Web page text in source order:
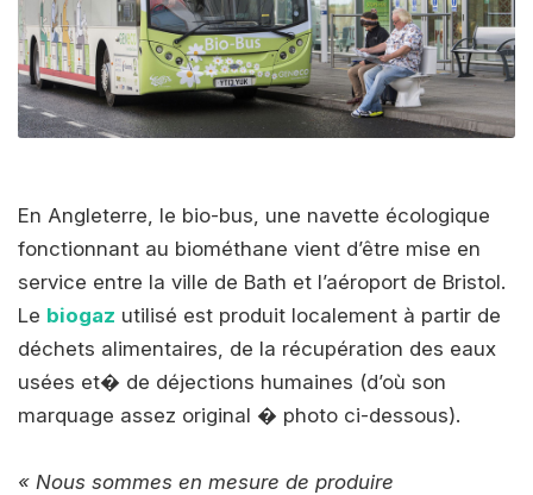
En Angleterre, le bio-bus, une navette écologique
fonctionnant au biométhane vient d’être mise en
service entre la ville de Bath et l’aéroport de Bristol.
Le biogaz utilisé est produit localement à partir de
déchets alimentaires, de la récupération des eaux
usées et� de déjections humaines (d’où son
marquage assez original � photo ci-dessous).
« Nous sommes en mesure de produire